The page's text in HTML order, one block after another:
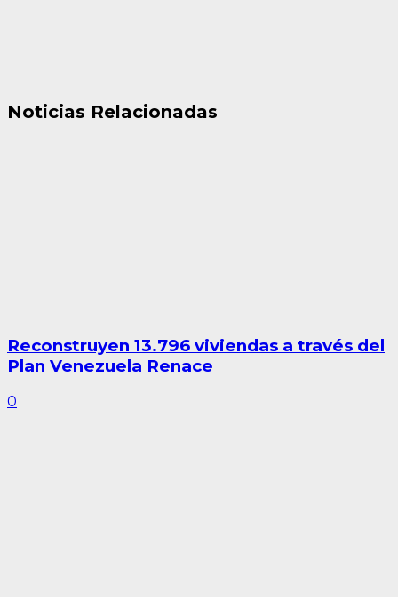
Noticias Relacionadas
Reconstruyen 13.796 viviendas a través del
Plan Venezuela Renace
0